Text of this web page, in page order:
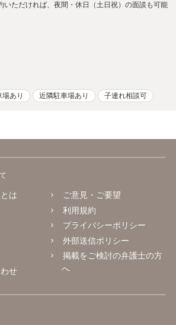
いただければ、夜間・休日（土日祝）の面談も可能
場あり 近隣駐車場あり 子連れ相談可
は
せ
ご意見・ご要望
利用規約
プライバシーポリシー
外部送信ポリシー
掲載をご検討の弁護士の方
へ